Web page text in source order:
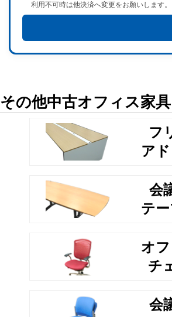
利用不可時は他決済へ変更をお願いします。
その他中古オフィス家
フ
ア
会
テ
オ
チ
会